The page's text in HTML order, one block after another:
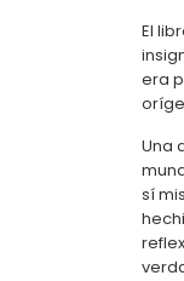
El
era
Una
sí